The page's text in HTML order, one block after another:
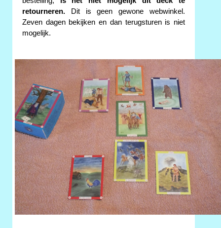
retourneren. Dit is geen gewone webwinkel.
Zeven dagen bekijken en dan terugsturen is niet
mogelijk.